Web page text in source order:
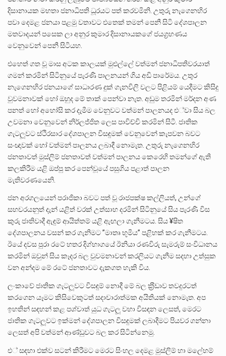
දිසානායක මහතා ජනාධිපති ධූරයට පත් කරවමිනි. උතුරු නැගෙනහිර
පවා දෙමළ ජනයා පළමු වතාවට එතෙක් තමන් පෙනී සිටි දේශපාලන
මතවාදයන් පසෙක ලා අනුර කුමාර දිසානායකගේ ජයග‍්‍රහණය
වෙනුවෙන් පෙනී සිටියහ.
එහෙත් ගත වූ මාස අටක කාලයක් මුළුල්ලේ වත්මන් ජනාධිපතිවරයාත්
ගමන් කරමින් සිටිනුයේ පැරණි පාලනයන් ගිය අඩි පාරේමය. උතුර
නැගෙනහිර ජනයාගේ සාධාරණ දුක් ගැනවිලි වලට පිළියම් යෙදීමට කිසිදු
වුවමනාවක් හෝ ඔහුද මේ තාක් පෙන්වා නැත. අඩුම තරමින් මර්දන අණ
පනත් හෝ අහෝසි කර දැමීම වෙනුවට වත්මන් පාලනයද එ්වා සිය බල
උවමනා වෙනුවෙන් නිර්ලජ්ජිත ලෙස පාවිච්චි කරමින් සිටී. ජාතික
ගැටලූවට ස්ථිරසාර දේශපාලන විසඳුමක් වෙනුවෙන් කැපවන බවට
සංඥාවක් හෝ වත්මන් පාලනය ලබාදී නොමැත. උතුරු නැගෙනහිර
ජනතාවත් මුස්ලිම් ජනතාවත් වත්මන් පාලනය කෙරෙහි තමන්ගේ ඇති
කලකිරීම යළි ඔප්පු කර පෙන්වූයේ පසුගිය පළාත් පාලන
මැතිවරණයෙනි.
ජන අරගලයෙන් පරාජිකා බවට පත් වූ රාජපක්ෂ කල්ලියත්, උන්ගේ
සහචරයනුත් දැන් යළිත් වරක් උත්සාහ දරමින් සිටිනුයේ සිය පැරණි විස
කුරු ජාතිවාදී ඇඳුම් ආයිත්තම් යළි ඇඟලා ගැනීමටය. සිය ¥ෂිත
දේශපාලනය වසන් කර ගැනිමට ”මාතෘ භූමිය” පළිහක් කර ගැනීමටය.
ඊයේ දවස පුරා රටේ හතර දිග්භාගයේ ඊනියා රණවිරු සැමරුම් සංවිධානය
කරමින් ඔවුන් සිය කෑදර බල වුවමනාවන් කරලියට ගැනීම සදහා උත්සුක
වන අන්දම මේ රටේ ජනතාවට දැකගත හැකි විය.
ලංකාවේ ජාතික ගැටලූවට විසඳුම් නොදී මේ බල ක‍්‍රීඩාව තවදුරටත්
කරගෙන යෑමට කිසිවෙකුටත් සදාචාරාත්මක අයිතියක් නොමැත. අප
ඉහතින් සඳහන් කළ පශ්චාත් යුධ ගැටලූ වහා විසඳන ලෙසත්, මෙරට
ජාතික ගැටලූවට ඉක්මන් දේශපාලන විසඳුමක් ලබාදීමට පියවර ගන්නා
ලෙසත් අපි වත්මන් ආණ්ඩුවට බල කර සිටින්නෙමු.
එ් සඳහා එක්ව සටන් කිරීමට මෙරට සිංහල දෙමළ මුස්ලිම් හා මලේහම්